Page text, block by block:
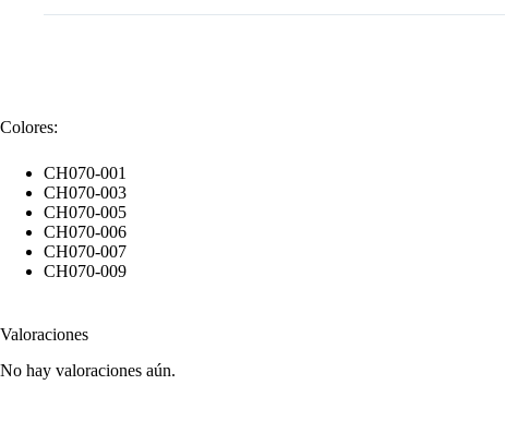
Colores:
CH070-001
CH070-003
CH070-005
CH070-006
CH070-007
CH070-009
Valoraciones
No hay valoraciones aún.